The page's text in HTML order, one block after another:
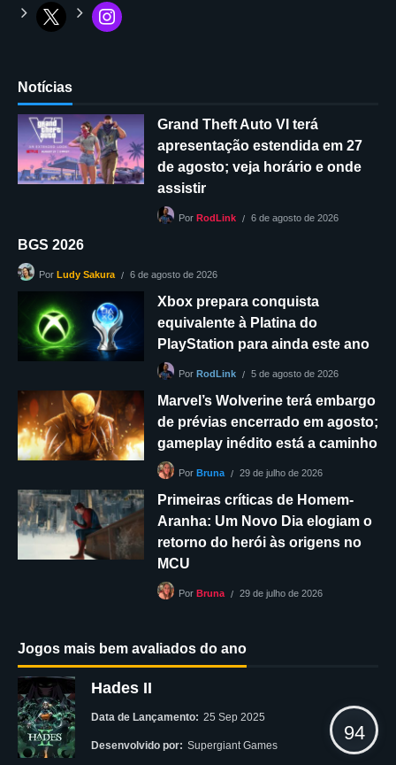
Notícias
Grand Theft Auto VI terá
apresentação estendida em 27
de agosto; veja horário e onde
assistir
Por RodLink 6 de agosto de 2026
BGS 2026
Por Ludy Sakura 6 de agosto de 2026
Xbox prepara conquista
equivalente à Platina do
PlayStation para ainda este ano
Por RodLink 5 de agosto de 2026
Marvel’s Wolverine terá embargo
de prévias encerrado em agosto;
gameplay inédito está a caminho
Por Bruna 29 de julho de 2026
Primeiras críticas de Homem-
Aranha: Um Novo Dia elogiam o
retorno do herói às origens no
MCU
Por Bruna 29 de julho de 2026
Jogos mais bem avaliados do ano
Hades II
Data de Lançamento: 25 Sep 2025
Desenvolvido por: Supergiant Games
94